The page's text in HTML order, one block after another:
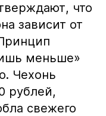
что
зависит от
меньше»
Чехонь
рублей,
свежего